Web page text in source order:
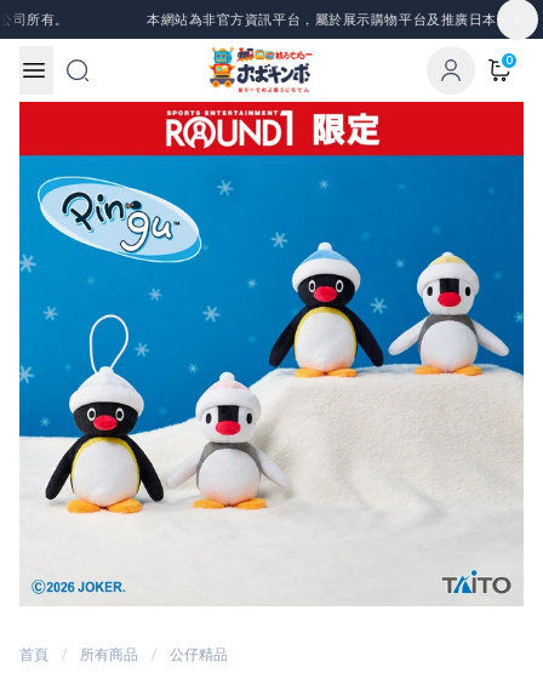
Skip to content
所有。 本網站為非官方資訊平台，屬於展示購物平台及推廣日本景品、
0
首頁 所有商品 公仔精品